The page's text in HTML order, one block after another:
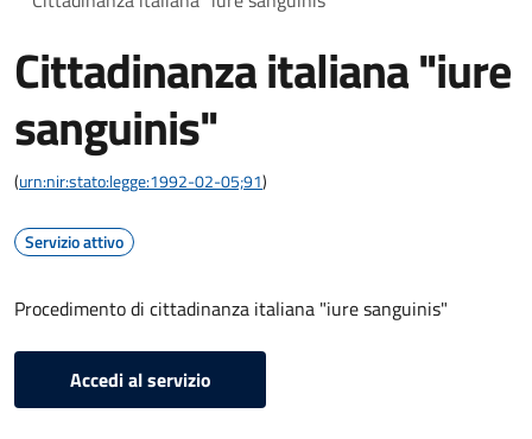
Cittadinanza italiana "iure
sanguinis"
(urn:nir:stato:legge:1992-02-05;91)
Servizio attivo
Procedimento di cittadinanza italiana "iure sanguinis"
Accedi al servizio